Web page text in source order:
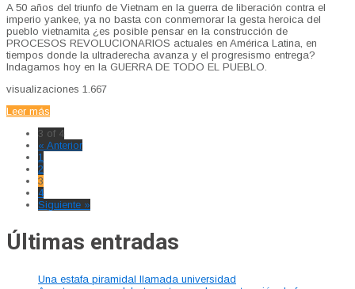
A 50 años del triunfo de Vietnam en la guerra de liberación contra el
imperio yankee, ya no basta con conmemorar la gesta heroica del
pueblo vietnamita ¿es posible pensar en la construcción de
PROCESOS REVOLUCIONARIOS actuales en América Latina, en
tiempos donde la ultraderecha avanza y el progresismo entrega?
Indagamos hoy en la GUERRA DE TODO EL PUEBLO.
visualizaciones 1.667
Leer más
3 of 4
« Anterior
1
2
3
4
Siguiente »
Últimas entradas
Una estafa piramidal llamada universidad